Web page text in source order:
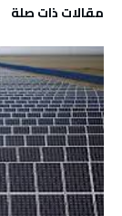
‫مقالات ذات صلة‬